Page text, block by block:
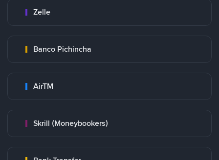
Zelle
Banco Pichincha
AirTM
Skrill (Moneybookers)